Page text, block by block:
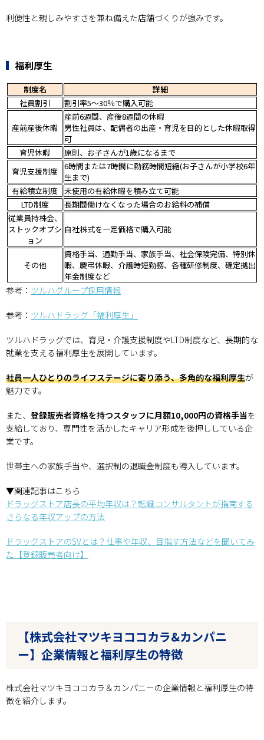
利便性と親しみやすさを兼ね備えた店舗づくりが強みです。
福利厚生
制度名
詳細
社員割引
割引率5〜30％で購入可能
産前産後休暇
産前6週間、産後8週間の休暇
男性社員は、配偶者の出産・育児を目的とした休暇取得
可
育児休暇
原則、お子さんが1歳になるまで
育児支援制度 6時間または7時間に勤務時間短縮(お子さんが小学校6年
生まで)
有給積立制度 未使用の有給休暇を積み立て可能
LTD制度
長期間働けなくなった場合のお給料の補償
従業員持株会、
ストックオプシ
ョン
自社株式を一定価格で購入可能
その他
資格手当、通勤手当、家族手当、社会保険完備、特別休
暇、慶弔休暇、介護時短勤務、各種研修制度、確定拠出
年金制度など
参考： ツルハグループ採用情報
参考： ツルハドラッグ「福利厚生」
ツルハドラッグでは、育児・介護支援制度やLTD制度など、長期的な
就業を支える福利厚生を展開しています。
社員一人ひとりのライフステージに寄り添う、多角的な福利厚生が
魅力です。
また、 登録販売者資格を持つスタッフに月額10,000円の資格手当を
支給しており、専門性を活かしたキャリア形成を後押ししている企
業です。
世帯主への家族手当や、選択制の退職金制度も導入しています。
▼関連記事はこちら
ドラッグストア店長の平均年収は？転職コンサルタントが指南する
さらなる年収アップの方法
ドラッグストアのSVとは？仕事や年収、目指す方法などを聞いてみ
た【登録販売者向け】
【株式会社マツキヨココカラ&カンパニ
ー】企業情報と福利厚生の特徴
株式会社マツキヨココカラ＆カンパニーの企業情報と福利厚生の特
徴を紹介します。